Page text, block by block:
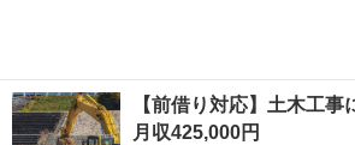
【前借り対応】土木工
月収425,000円